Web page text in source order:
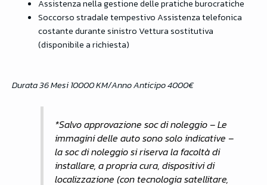
Assistenza nella gestione delle pratiche burocratiche
Soccorso stradale tempestivo Assistenza telefonica
costante durante sinistro Vettura sostitutiva
(disponibile a richiesta)
Durata 36 Mesi 10000 KM/Anno Anticipo 4000€
*Salvo approvazione soc di noleggio – Le
immagini delle auto sono solo indicative –
la soc di noleggio si riserva la facoltà di
installare, a propria cura, dispositivi di
localizzazione (con tecnologia satellitare,